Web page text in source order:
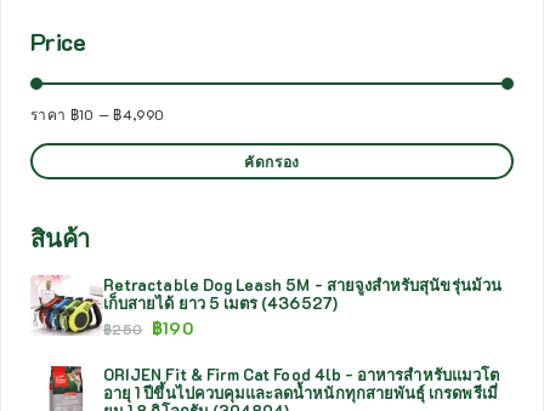
Price
คัดกรอง
ราคา ฿10 — ฿4,990
สินค้า
Retractable Dog Leash 5M - สายจูงสำหรับสุนัขรุ่นม้วน
เก็บสายได้ ยาว 5 เมตร (436527)
฿250 ฿190
ORIJEN Fit & Firm Cat Food 4lb - อาหารสำหรับแมวโต
อายุ 1 ปีขึ้นไปควบคุมและลดน้ำหนักทุกสายพันธุ์ เกรดพรีเมี่